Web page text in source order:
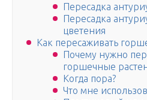
Пересадка
Пересадка
цветения
Как пересаживать
Почему нужно
горшечные
Когда пора?
Что мне